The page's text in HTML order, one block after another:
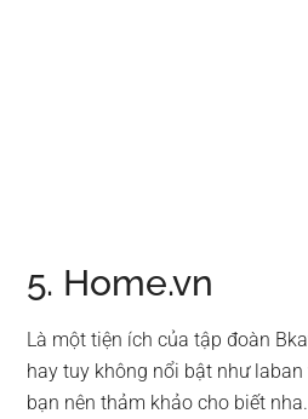
5. Home.vn
Là một tiện ích của tập đoàn
hay tuy không nổi bật như
bạn nên thảm khảo cho biết nha.